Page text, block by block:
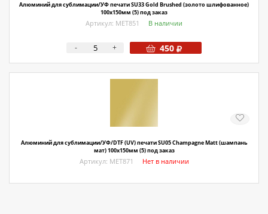
Алюминий для сублимации/УФ печати SU33 Gold Brushed (золото шлифованное)
100х150мм (5) под заказ
Артикул: МЕТ851 В наличии
- + 450
Алюминий для сублимации/УФ/DTF (UV) печати SU05 Champagne Matt (шампань
мат) 100х150мм (5) под заказ
Артикул: МЕТ871 Нет в наличии